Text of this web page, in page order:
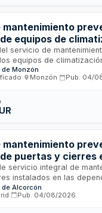
garantizando la
e inmuebles vinculados a
comunidad autónoma
mantenimiento
equipos de
en
de Monzón
servicio de
equipos de
de las
Monzón. El servicio
municipales,
técnicas detalladas en
Monzón
Monzón Pub. 04/
mantenimiento
puertas y cierres
del Ayuntamiento
servicio integral de
instalados en las
Ayuntamiento de
preventivo, correctivo,
Alcorcón
Pub. 04/08/2026